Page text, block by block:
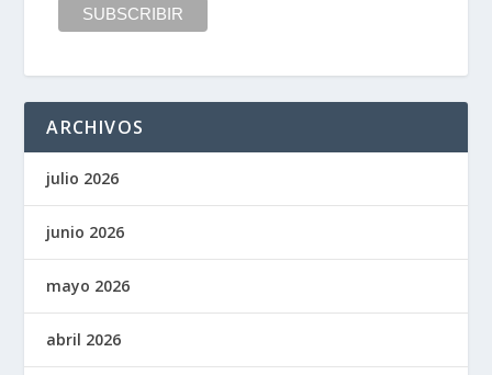
ARCHIVOS
julio 2026
junio 2026
mayo 2026
abril 2026